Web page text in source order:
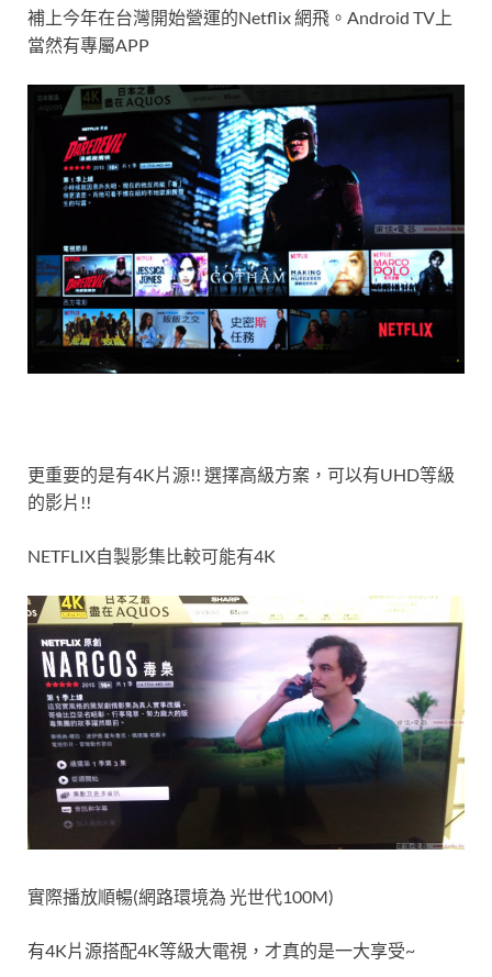
補上今年在台灣開始營運的Netflix 網飛。Android TV上
當然有專屬APP
更重要的是有4K片源!! 選擇高級方案，可以有UHD等級
的影片!!
NETFLIX自製影集比較可能有4K
實際播放順暢(網路環境為 光世代100M)
有4K片源搭配4K等級大電視，才真的是一大享受~